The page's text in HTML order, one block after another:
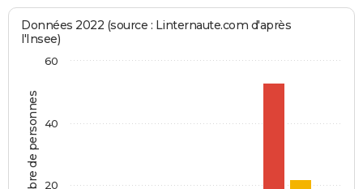
Nombre de personnes
Données 2022 (source : Linternaute.com d'après
l'Insee)
20
40
60